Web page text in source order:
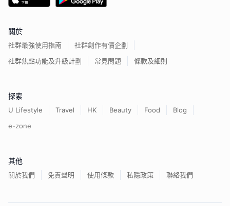
關於
社群最強使用指南
社群創作有價企劃
社群焦點功能及升級計劃
常見問題 條款及細則
探索
U Lifestyle Travel HK Beauty Food
Blog
e-zone
其他
關於我們 免責聲明 使用條款 私隱政策 聯絡我們